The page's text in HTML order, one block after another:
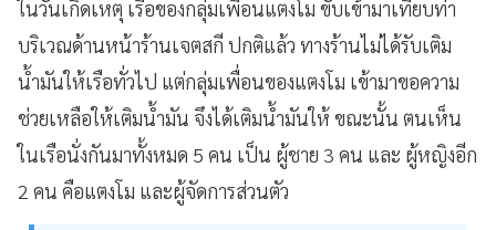
ในวันเกิดเหตุ เรือของกลุ่มเพื่อนแตงโม ขับเข้ามาเทียบท่า
บริเวณด้านหน้าร้านเจตสกี ปกติแล้ว ทางร้านไม่ได้รับเติม
น้ำมันให้เรือทั่วไป แต่กลุ่มเพื่อนของแตงโม เข้ามาขอความ
ช่วยเหลือให้เติมน้ำมัน จึงได้เติมน้ำมันให้ ขณะนั้น ตนเห็น
ในเรือนั่งกันมาทั้งหมด 5 คน เป็น ผู้ชาย 3 คน และ ผู้หญิงอีก
2 คน คือแตงโม และผู้จัดการส่วนตัว